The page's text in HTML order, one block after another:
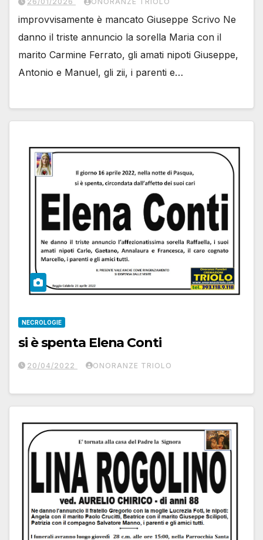
improvvisamente è mancato Giuseppe Scrivo Ne
danno il triste annuncio la sorella Maria con il
marito Carmine Ferrato, gli amati nipoti Giuseppe,
Antonio e Manuel, gli zii, i parenti e…
NECROLOGIE
si è spenta Elena Conti
20/04/2022 ONORANZE TRIOLO